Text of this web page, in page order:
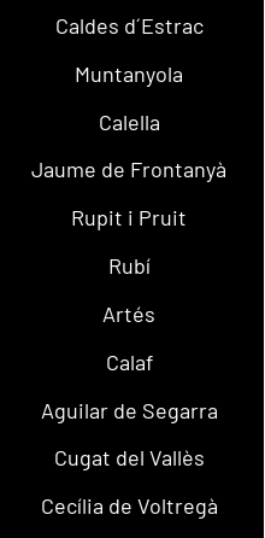
Caldes d´Estrac
Muntanyola
Calella
Jaume de Frontanyà
Rupit i Pruit
Rubí
Artés
Calaf
Aguilar de Segarra
Cugat del Vallès
Cecília de Voltregà